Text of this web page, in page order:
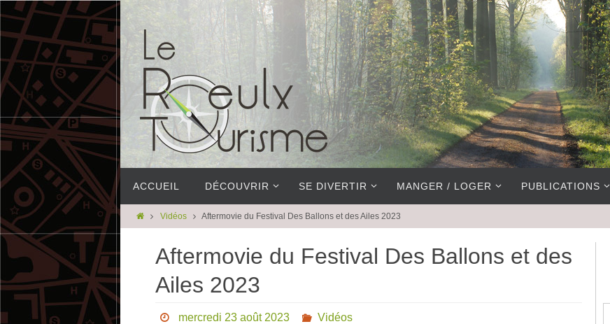
ACCUEIL DÉCOUVRIR SE DIVERTIR MANGER / LOGER PUBLICATIONS
Vidéos Aftermovie du Festival Des Ballons et des Ailes 2023
Aftermovie du Festival Des Ballons et des
Ailes 2023
mercredi 23 août 2023 Vidéos